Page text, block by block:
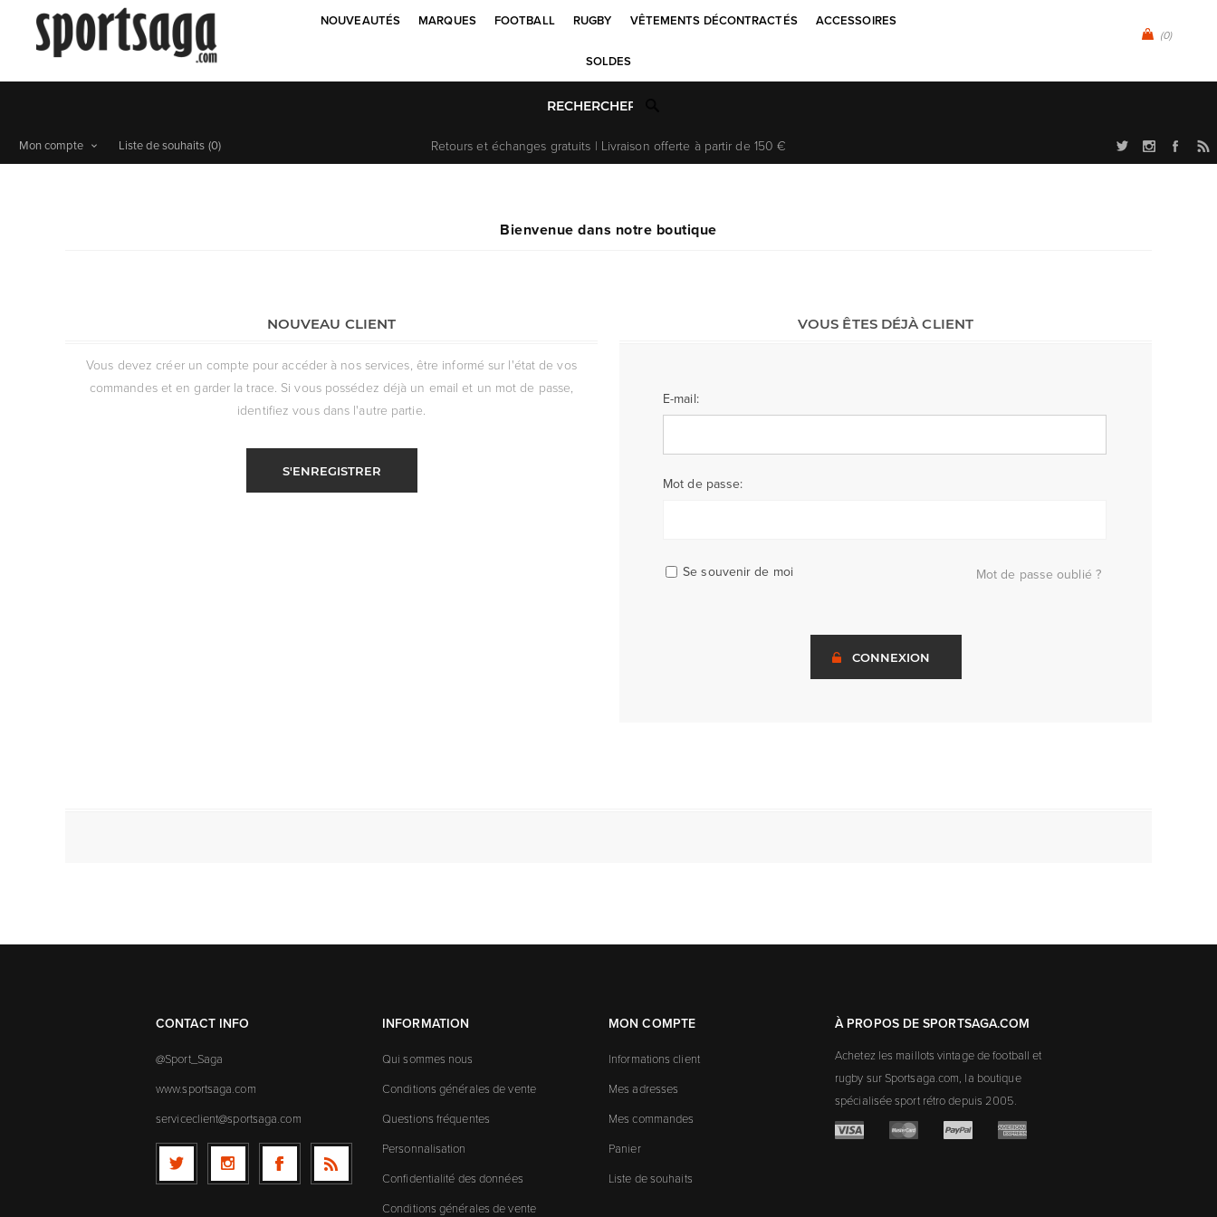
(0)
NOUVEAUTÉS MARQUES FOOTBALL RUGBY VÊTEMENTS DÉCONTRACTÉS ACCESSOIRES
SOLDES
Retours et échanges gratuits | Livraison offerte à partir de 150 €
Mon compte Liste de souhaits (0)
Bienvenue dans notre boutique
NOUVEAU CLIENT
Vous devez créer un compte pour accéder à nos services, être informé sur l'état de vos
commandes et en garder la trace. Si vous possédez déjà un email et un mot de passe,
identifiez vous dans l'autre partie.
S'ENREGISTRER
VOUS ÊTES DÉJÀ CLIENT
E-mail:
Mot de passe:
Se souvenir de moi Mot de passe oublié ?
CONNEXION
CONTACT INFO
@Sport_Saga
www.sportsaga.com
serviceclient@sportsaga.com
INFORMATION
Qui sommes nous
Conditions générales de vente
Questions fréquentes
Personnalisation
Confidentialité des données
Conditions générales de vente
MON COMPTE
Informations client
Mes adresses
Mes commandes
Panier
Liste de souhaits
À PROPOS DE SPORTSAGA.COM
Achetez les maillots vintage de football et
rugby sur Sportsaga.com, la boutique
spécialisée sport rétro depuis 2005.